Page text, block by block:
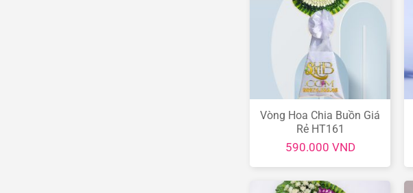
Vòng Hoa Chia Buồn Giá
Rẻ HT161
590.000 VND